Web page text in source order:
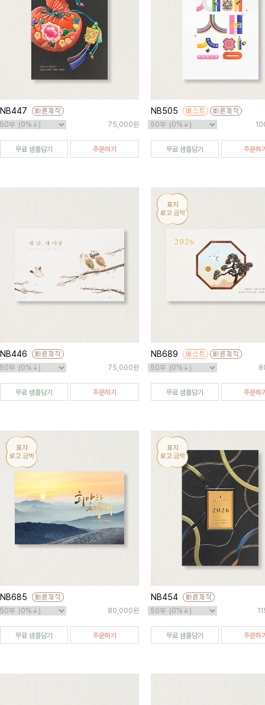
NB447
75,000원
무료 샘플담기 주문하기
NB505
무료 샘플담기 주문하
NB446
75,000원
무료 샘플담기 주문하기
NB689
무료 샘플담기 주문하
NB685
80,000원
무료 샘플담기 주문하기
NB454
무료 샘플담기 주문하